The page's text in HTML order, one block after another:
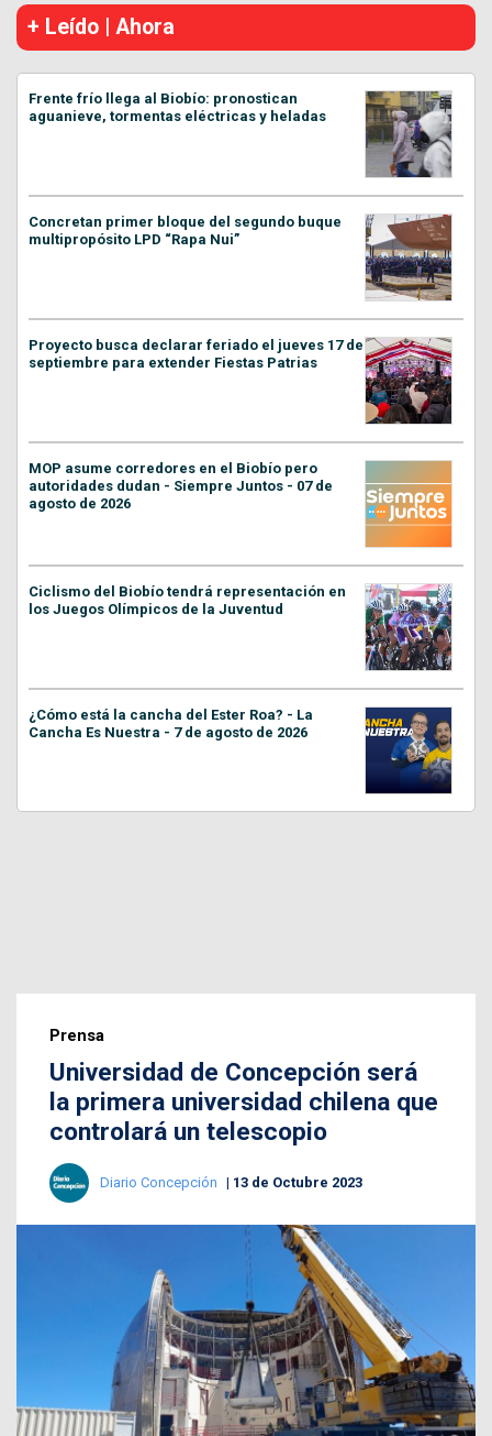
+ Leído | Ahora
Frente frío llega al Biobío: pronostican
aguanieve, tormentas eléctricas y heladas
Concretan primer bloque del segundo buque
multipropósito LPD “Rapa Nui”
Proyecto busca declarar feriado el jueves 17 de
septiembre para extender Fiestas Patrias
MOP asume corredores en el Biobío pero
autoridades dudan - Siempre Juntos - 07 de
agosto de 2026
Ciclismo del Biobío tendrá representación en
los Juegos Olímpicos de la Juventud
¿Cómo está la cancha del Ester Roa? - La
Cancha Es Nuestra - 7 de agosto de 2026
Prensa
Universidad de Concepción será
la primera universidad chilena que
controlará un telescopio
Diario Concepción 13 de Octubre 2023